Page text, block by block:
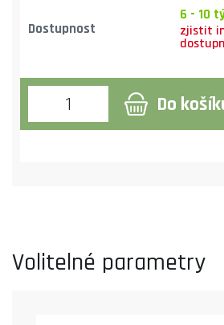
Dostupnost
6 - 10
Do
Volitelné parametry